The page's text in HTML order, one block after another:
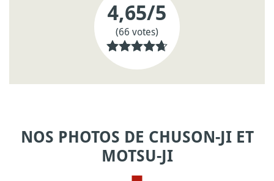
4,65/5
(66 votes)
NOS PHOTOS DE CHUSON-JI ET
MOTSU-JI